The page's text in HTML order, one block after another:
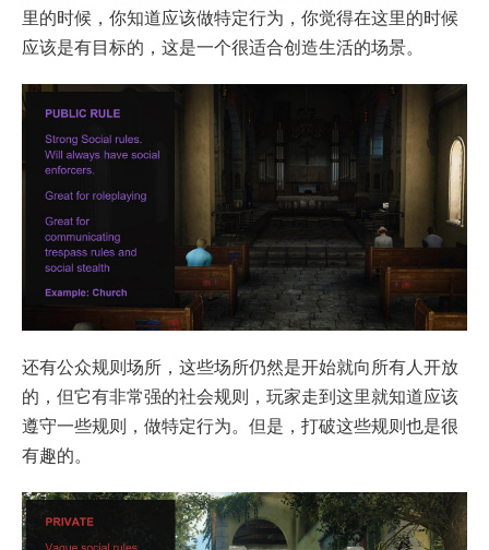
里的时候，你知道应该做特定行为，你觉得在这里的时候
应该是有目标的，这是一个很适合创造生活的场景。
还有公众规则场所，这些场所仍然是开始就向所有人开放
的，但它有非常强的社会规则，玩家走到这里就知道应该
遵守一些规则，做特定行为。但是，打破这些规则也是很
有趣的。